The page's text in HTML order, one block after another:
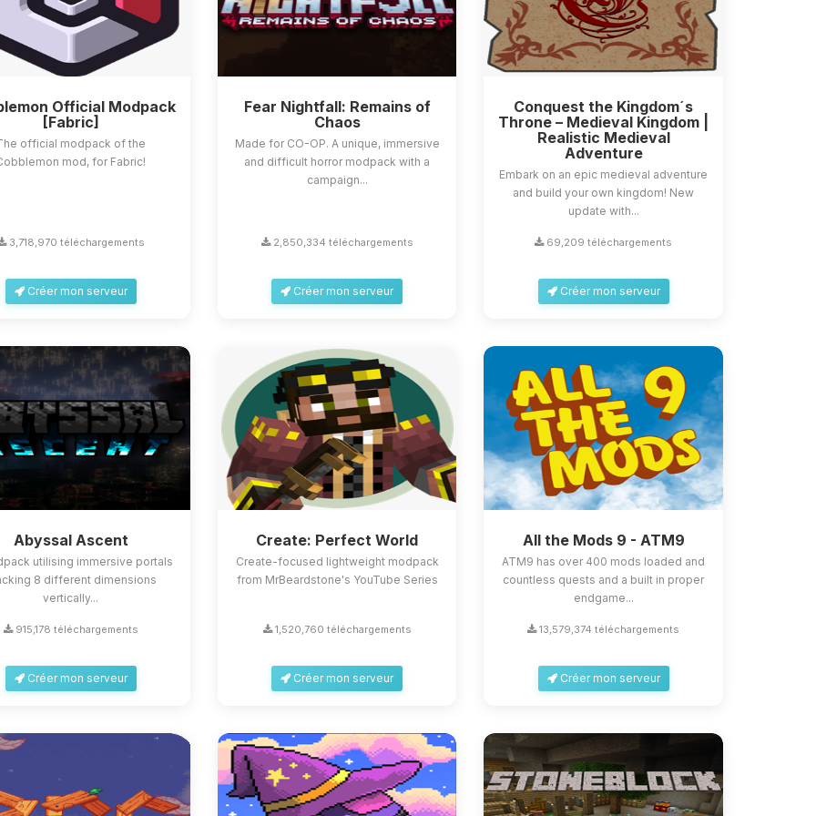
Official Modpack
[Fabric]
official modpack of the
mod, for Fabric!
3,718,970 téléchargements
Créer mon serveur
Fear Nightfall: Remains of
Chaos
Made for CO-OP. A unique, immersive
and difficult horror modpack with a
campaign...
2,850,334 téléchargements
Créer mon serveur
Conquest the Kingdom´s
Throne – Medieval Kingdom |
Realistic Medieval
Adventure
Embark on an epic medieval adventure
and build your own kingdom! New
update with...
69,209 téléchargements
Créer mon serveur
Abyssal Ascent
utilising immersive portals
8 different dimensions
vertically...
915,178 téléchargements
Créer mon serveur
Create: Perfect World
Create-focused lightweight modpack
from MrBeardstone's YouTube Series
1,520,760 téléchargements
Créer mon serveur
All the Mods 9 - ATM9
ATM9 has over 400 mods loaded and
countless quests and a built in proper
endgame...
13,579,374 téléchargements
Créer mon serveur